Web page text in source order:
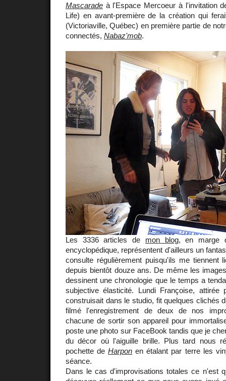
Mascarade à l'Espace Mercoeur à l'invitation
Life) en avant-première de la création qui
(Victoriaville, Québec) en première partie de
connectés, Nabaz'mob.
Les 3336 articles de mon blog, en marge
encyclopédique, représentent d'ailleurs un
consulte régulièrement puisqu'ils me tiennent
depuis bientôt douze ans. De même les
dessinent une chronologie que le temps a
subjective élasticité. Lundi Françoise,
construisait dans le studio, fit quelques clichés
filmé l'enregistrement de deux de nos
chacune de sortir son appareil pour
poste une photo sur FaceBook tandis que je
du décor où l'aiguille brille. Plus tard nous
pochette deHarpon en étalant par terre les
séance.
Dans le cas d'improvisations totales ce n'est